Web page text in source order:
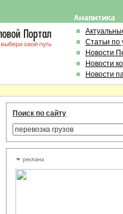
Статьи по
Новости
Новости
Новости
Поиск по сайту